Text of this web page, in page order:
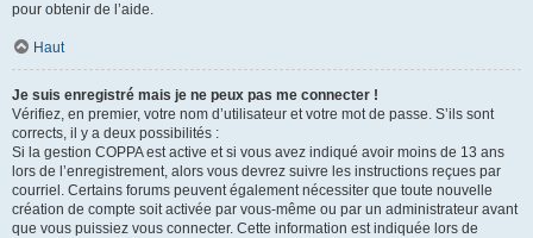
pour obtenir de l’aide.
Haut
Je suis enregistré mais je ne peux pas me connecter !
Vérifiez, en premier, votre nom d’utilisateur et votre mot de passe. S’ils sont
corrects, il y a deux possibilités :
Si la gestion COPPA est active et si vous avez indiqué avoir moins de 13 ans
lors de l’enregistrement, alors vous devrez suivre les instructions reçues par
courriel. Certains forums peuvent également nécessiter que toute nouvelle
création de compte soit activée par vous-même ou par un administrateur avant
que vous puissiez vous connecter. Cette information est indiquée lors de